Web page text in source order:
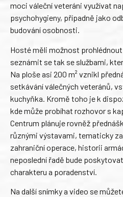
moci váleční veteráni využívat
psychohygieny, případně jako
budování osobnosti.
Hosté měli možnost
seznámit se tak se službami,
Na ploše asi 200 m² vznikl
setkávání válečných veteránů,
kuchyňka. Kromě toho je k
kde může probíhat rozhovor s
Centrum plánuje rovněž
různými výstavami, tematicky
zahraniční operace, historii
neposlední řadě bude
charakteru a poradenství.
Na další snímky a video se